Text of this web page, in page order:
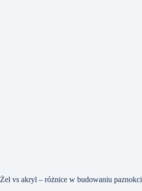
Żel vs akryl – różnice w budowaniu paznokci